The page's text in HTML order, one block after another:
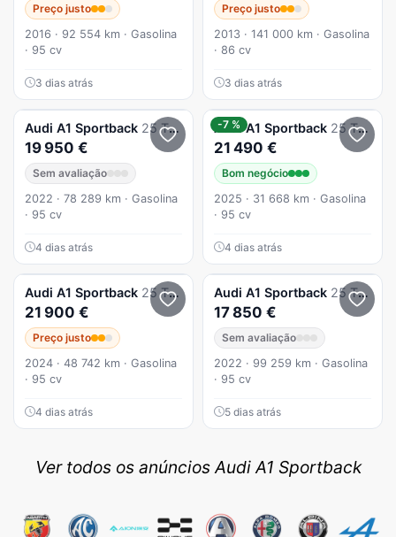
Preço justo
2016 · 92 554 km · Gasolina
· 95 cv
3 dias atrás
Preço justo
2013 · 141 000 km · Gasolina
· 86 cv
3 dias atrás
Audi A1 Sportback 25 TFSI Advanced
19 950 €
Sem avaliação
2022 · 78 289 km · Gasolina
· 95 cv
4 dias atrás
-7 %
Audi A1 Sportback 25 TFSI Advanced
21 490 €
Bom negócio
2025 · 31 668 km · Gasolina
· 95 cv
4 dias atrás
Audi A1 Sportback 25 TFSI Advanced
21 900 €
Preço justo
2024 · 48 742 km · Gasolina
· 95 cv
4 dias atrás
Audi A1 Sportback 25 TFSI
17 850 €
Sem avaliação
2022 · 99 259 km · Gasolina
· 95 cv
5 dias atrás
Ver todos os anúncios Audi A1 Sportback